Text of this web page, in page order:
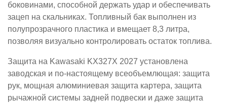
боковинами, способной держать удар и обеспечивать
зацеп на скальниках. Топливный бак выполнен из
полупрозрачного пластика и вмещает 8,3 литра,
позволяя визуально контролировать остаток топлива.
Защита на Kawasaki KX327X 2027 установлена
заводская и по-настоящему всеобъемлющая: защита
рук, мощная алюминиевая защита картера, защита
рычажной системы задней подвески и даже защита